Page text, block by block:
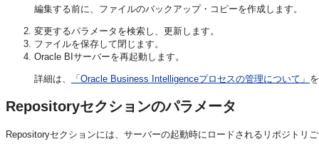
編集する前に、ファイルのバックアップ・コピーを作成します。
変更するパラメータを検索し、更新します。
ファイルを保存して閉じます。
Oracle BIサーバーを再起動します。
詳細は、 「Oracle Business Intelligenceプロセスの管理について」
Repositoryセクションのパラメータ
Repositoryセクションには、サーバーの起動時にロードされるリポジトリ